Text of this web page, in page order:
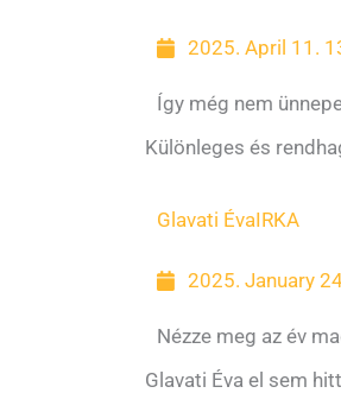
2025. April 11.
Így még nem
Különleges és
Glavati ÉvaIRKA
2025. January
Nézze meg az év
Glavati Éva el sem